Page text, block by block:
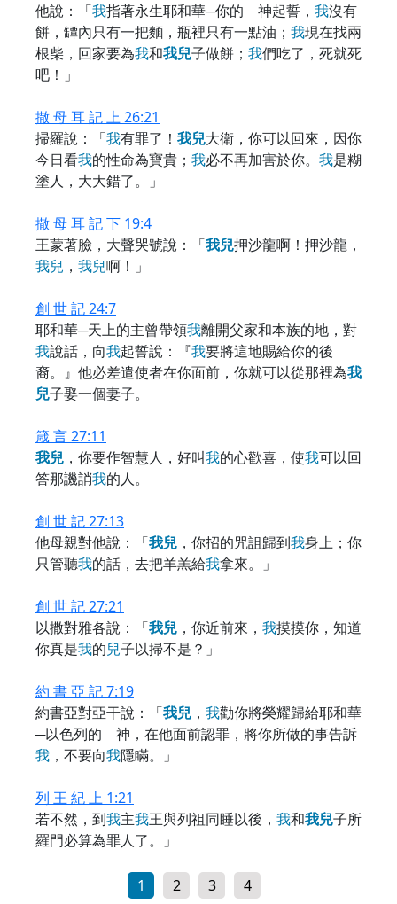
他說：「我指著永生耶和華─你的 神起誓， 我沒有
餅，罈內只有一把麵，瓶裡只有一點油； 我現在找兩
根柴，回家要為我和我兒子做餅； 我們吃了，死就死
吧！」
撒 母 耳 記 上 26:21
掃羅說：「我有罪了！ 我兒大衛，你可以回來，因你
今日看我的性命為寶貴； 我必不再加害於你。 我是糊
塗人，大大錯了。」
撒 母 耳 記 下 19:4
王蒙著臉，大聲哭號說：「我兒押沙龍啊！押沙龍，
我兒 ， 我兒啊！」
創 世 記 24:7
耶和華─天上的主曾帶領我離開父家和本族的地，對
我說話，向我起誓說：『我要將這地賜給你的後
裔。』他必差遣使者在你面前，你就可以從那裡為我
兒子娶一個妻子。
箴 言 27:11
我兒 ，你要作智慧人，好叫我的心歡喜，使我可以回
答那譏誚我的人。
創 世 記 27:13
他母親對他說：「我兒 ，你招的咒詛歸到我身上；你
只管聽我的話，去把羊羔給我拿來。」
創 世 記 27:21
以撒對雅各說：「我兒 ，你近前來， 我摸摸你，知道
你真是我的兒子以掃不是？」
約 書 亞 記 7:19
約書亞對亞干說：「我兒 ， 我勸你將榮耀歸給耶和華
─以色列的 神，在他面前認罪，將你所做的事告訴
我 ，不要向我隱瞞。」
列 王 紀 上 1:21
若不然，到我主我王與列祖同睡以後， 我和我兒子所
羅門必算為罪人了。」
1 2 3 4